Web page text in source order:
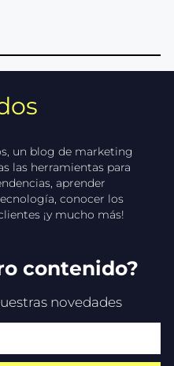
un blog de marketing
las herramientas para
aprender
conocer los
¡y mucho más!
contenido?
novedades